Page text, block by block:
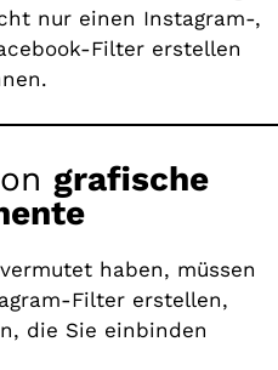
nur einen Instagram-,
Filter erstellen
grafische
haben, müssen
Filter erstellen,
die Sie einbinden